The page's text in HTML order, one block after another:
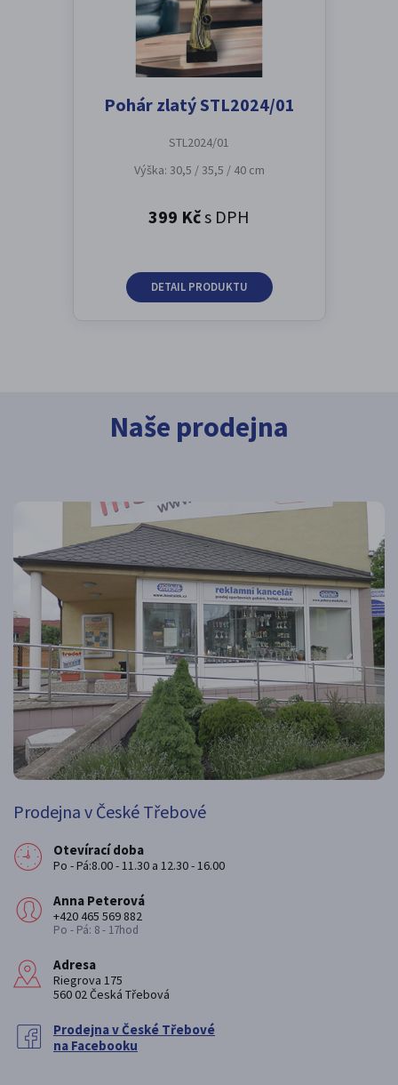
Pohár zlatý STL2024/01
STL2024/01
Výška: 30,5 / 35,5 / 40 cm
399 Kčs DPH
DETAIL PRODUKTU
Naše prodejna
Prodejna v České Třebové
Otevírací doba
Po - Pá:8.00 - 11.30 a 12.30 - 16.00
Anna Peterová
+420 465 569 882
Po - Pá: 8 - 17hod
Adresa
Riegrova 175
560 02 Česká Třebová
Prodejna v České Třebové
na Facebooku